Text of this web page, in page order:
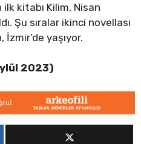
kitabı Kilim, Nisan
Şu sıralar ikinci novellası
yaşıyor.
2023)